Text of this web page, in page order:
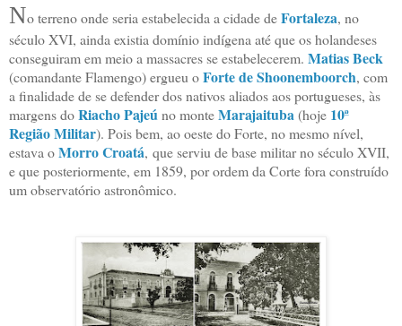
No terreno onde seria estabelecida a cidade deFortaleza, no
século XVI, ainda existia domínio indígena até que os holandeses
conseguiram em meio a massacres se estabelecerem. Matias Beck
(comandante Flamengo) ergueu oForte de Shoonemboorch, com
a finalidade de se defender dos nativos aliados aos portugueses, às
margens doRiacho Pajeú no monteMarajaituba (hoje 10ª
Região Militar). Pois bem, ao oeste do Forte, no mesmo nível,
estava oMorro Croatá, que serviu de base militar no século XVII,
e que posteriormente, em 1859, por ordem da Corte fora construído
um observatório astronômico.